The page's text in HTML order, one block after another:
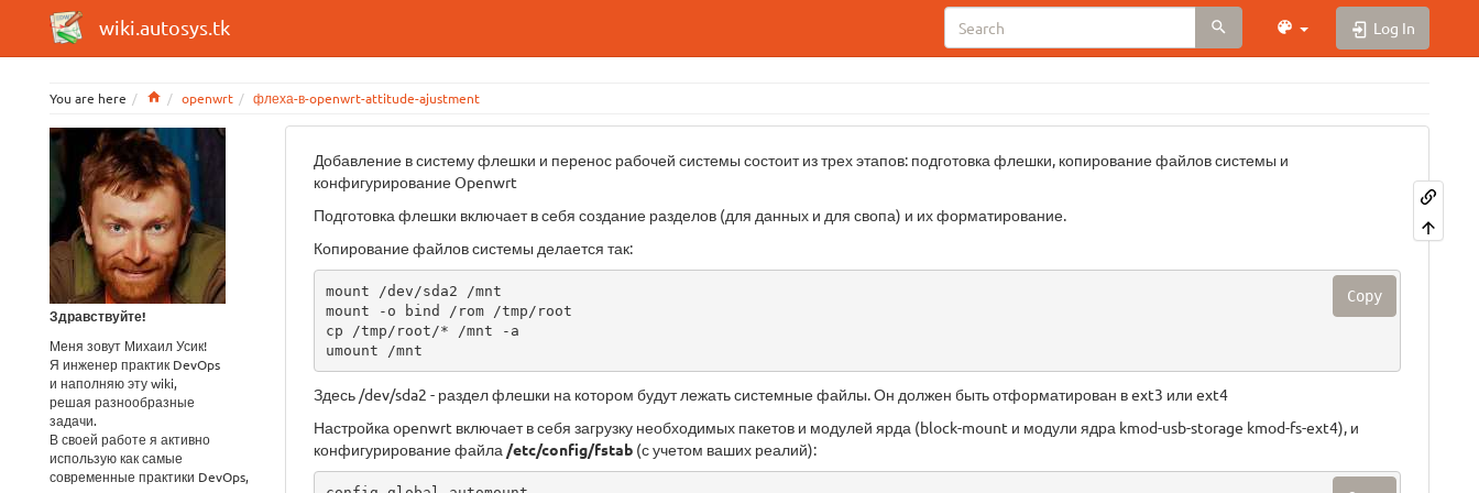
wiki.autosys.tk Log In
You are here Homeopenwrt флеха-в-openwrt-attitude-ajustment
Здравствуйте!
Меня зовут Михаил Усик!
Я инженер практик DevOps
и наполняю эту wiki,
решая разнообразные
задачи.
В своей работе я активно
использую как самые
современные практики DevOps,
Добавление в систему флешки и перенос рабочей системы состоит из трех этапов: подготовка флешки, копирование файлов системы и
конфигурирование Openwrt
Подготовка флешки включает в себя создание разделов (для данных и для свопа) и их форматирование.
Копирование файлов системы делается так:
mount /dev/sda2 /mnt
mount -o bind /rom /tmp/root
cp /tmp/root/* /mnt -a
umount /mnt
Copy
Здесь /dev/sda2 - раздел флешки на котором будут лежать системные файлы. Он должен быть отформатирован в ext3 или ext4
Настройка openwrt включает в себя загрузку необходимых пакетов и модулей ярда (block-mount и модули ядра kmod-usb-storage kmod-fs-ext4), и
конфигурирование файла /etc/config/fstab (с учетом ваших реалий):